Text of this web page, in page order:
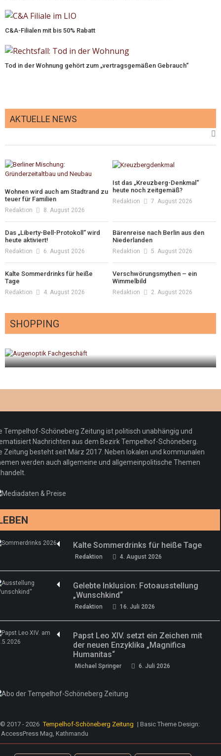
C&A-Filialen mit bis 50% Rabatt
Tod in der Wohnung gehört zum „vertragsgemäßen Gebrauch“
AKTUELLE NEWS
Wohnen wird auch am Stadtrand zu
teuer für Familien
Redaktion 8. August 2026
Ist das „Kreuzberg-Denkmal“
heute noch zeitgemäß?
Redaktion 7. August 2026
Das „Liberty-Bell-Protokoll“ wird
heute aktiviert!
Redaktion 6. August 2026
Bärenreise nach Berlin aus den
Niederlanden
Redaktion 5. August 2026
Kalte Sommerdrinks für heiße
Tage
Redaktion 4. August 2026
Verschwörungsmythen – ein
Wimmelbild
Redaktion 2. August 2026
SHOPPING
Redaktion 23. Juli 2026
Tempelhof-Schöneberg Zeitung ist politisch unabhängig und
Nachrichten aus dem Bezirk Tempelhof-Schöneberg.
Zeitung besteht seit März 2017. Neben lokalen und kommunalen
werden auch allgemeine und allgemeinpolitische Themen
Kalte Sommerdrinks für heiße Tage
Redaktion 4. August 2026
Gelebte Inklusion: Fotoausstellung
„Wunschkind“
Redaktion 16. Juli 2026
Papst Leo XIV. setzt ein Zeichen mit
der neuen Enzyklika „Magnifica
Humanitas“
Michael Springer 6. Juli 2026
© 2017 - 2026 Tempelhof-Schöneberg Zeitung | Basic Theme Design:
AccessPress Mag, Kathmandu